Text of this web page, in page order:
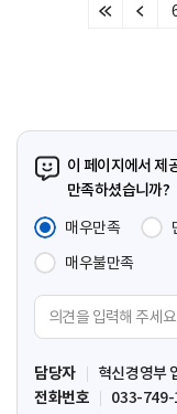
처
이
이 페이지에서 제
만족하셨습니까?
매우만족
매우불만족
견
입
력
담당자
혁신경영부
전화번호
033-